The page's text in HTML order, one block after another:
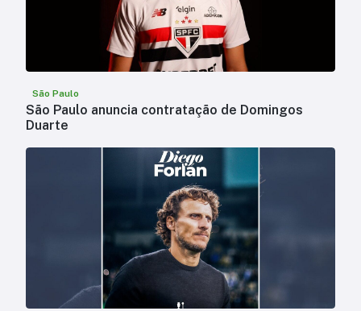
São Paulo
São Paulo anuncia contratação de Domingos
Duarte